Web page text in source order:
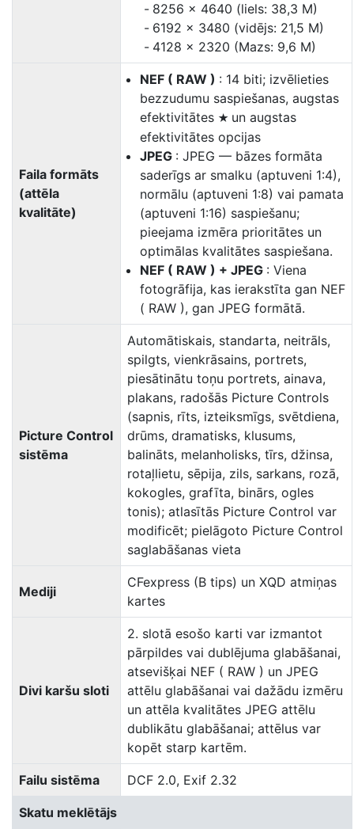
8256 × 4640 (liels: 38,3 M)
6192 × 3480 (vidējs: 21,5 M)
4128 × 2320 (Mazs: 9,6 M)
Faila formāts
(attēla
kvalitāte)
NEF ( RAW ) : 14 biti; izvēlieties
bezzudumu saspiešanas, augstas
efektivitātes m un augstas
efektivitātes opcijas
JPEG : JPEG — bāzes formāta
saderīgs ar smalku (aptuveni 1:4),
normālu (aptuveni 1:8) vai pamata
(aptuveni 1:16) saspiešanu;
pieejama izmēra prioritātes un
optimālas kvalitātes saspiešana.
NEF ( RAW ) + JPEG : Viena
fotogrāfija, kas ierakstīta gan NEF
( RAW ), gan JPEG formātā.
Picture Control
sistēma
Automātiskais, standarta, neitrāls,
spilgts, vienkrāsains, portrets,
piesātinātu toņu portrets, ainava,
plakans, radošās Picture Controls
(sapnis, rīts, izteiksmīgs, svētdiena,
drūms, dramatisks, klusums,
balināts, melanholisks, tīrs, džinsa,
rotaļlietu, sēpija, zils, sarkans, rozā,
kokogles, grafīta, binārs, ogles
tonis); atlasītās Picture Control var
modificēt; pielāgoto Picture Control
saglabāšanas vieta
Mediji
CFexpress (B tips) un XQD atmiņas
kartes
Divi karšu sloti
2. slotā esošo karti var izmantot
pārpildes vai dublējuma glabāšanai,
atsevišķai NEF ( RAW ) un JPEG
attēlu glabāšanai vai dažādu izmēru
un attēla kvalitātes JPEG attēlu
dublikātu glabāšanai; attēlus var
kopēt starp kartēm.
Failu sistēma DCF 2.0, Exif 2.32
Skatu meklētājs